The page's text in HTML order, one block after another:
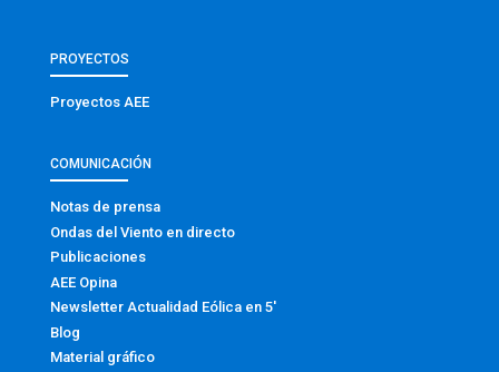
PROYECTOS
Proyectos AEE
COMUNICACIÓN
Notas de prensa
Ondas del Viento en directo
Publicaciones
AEE Opina
Newsletter Actualidad Eólica en 5′
Blog
Material gráfico